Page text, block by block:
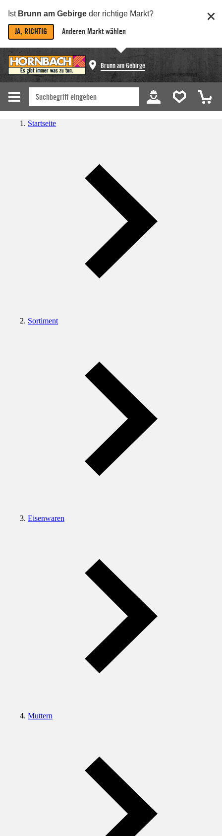
Ist Brunn am Gebirge der richtige Markt?
JA, RICHTIG Anderen Markt wählen
Brunn am Gebirge
Startseite
Sortiment
Eisenwaren
Muttern